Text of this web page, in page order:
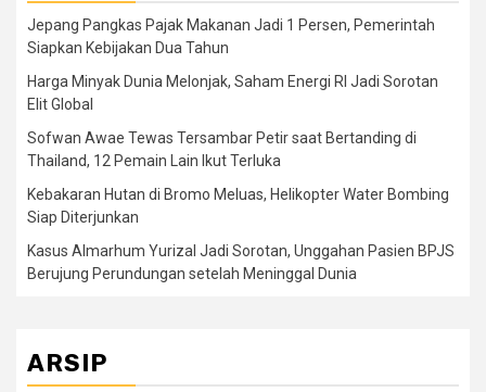
Jepang Pangkas Pajak Makanan Jadi 1 Persen, Pemerintah
Siapkan Kebijakan Dua Tahun
Harga Minyak Dunia Melonjak, Saham Energi RI Jadi Sorotan
Elit Global
Sofwan Awae Tewas Tersambar Petir saat Bertanding di
Thailand, 12 Pemain Lain Ikut Terluka
Kebakaran Hutan di Bromo Meluas, Helikopter Water Bombing
Siap Diterjunkan
Kasus Almarhum Yurizal Jadi Sorotan, Unggahan Pasien BPJS
Berujung Perundungan setelah Meninggal Dunia
ARSIP